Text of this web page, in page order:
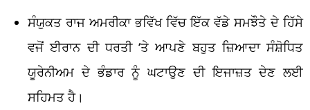
ਸੰਯੁਕਤ ਰਾਜ ਅਮਰੀਕਾ ਭਵਿੱਖ ਵਿੱਚ ਇੱਕ ਵੱਡੇ ਸਮਝੌਤੇ ਦੇ ਹਿੱਸੇ
ਵਜੋਂ ਈਰਾਨ ਦੀ ਧਰਤੀ ‘ਤੇ ਆਪਣੇ ਬਹੁਤ ਜ਼ਿਆਦਾ ਸੰਸ਼ੋਧਿਤ
ਯੂਰੇਨੀਅਮ ਦੇ ਭੰਡਾਰ ਨੂੰ ਘਟਾਉਣ ਦੀ ਇਜਾਜ਼ਤ ਦੇਣ ਲਈ
ਸਹਿਮਤ ਹੈ।